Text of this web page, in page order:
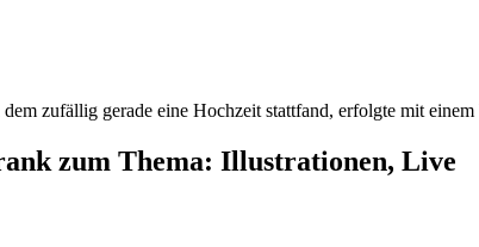
zufällig gerade eine Hochzeit stattfand, erfolgte mit
zum Thema: Illustrationen, Live